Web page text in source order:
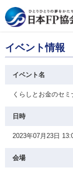
イベント情報
イベント名
くらしとお金のセ
日時
2023年07月23日
会場